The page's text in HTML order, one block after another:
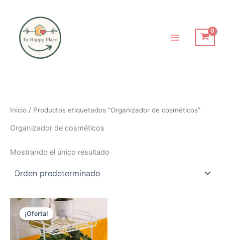
contenido
Inicio / Productos etiquetados “Organizador de cosméticos”
Organizador de cosméticos
Mostrando el único resultado
¡Oferta!
El
precio
original
era:
$23.990.
actual
es:
$20.990.